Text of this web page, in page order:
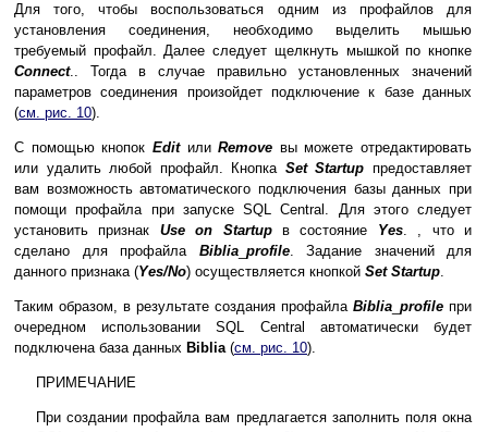
Для того, чтобы воспользоваться одним из профайлов для
установления соединения, необходимо выделить мышью
требуемый профайл. Далее следует щелкнуть мышкой по кнопке
Connect.. Тогда в случае правильно установленных значений
параметров соединения произойдет подключение к базе данных
(см. рис. 10).
С помощью кнопок EditилиRemove вы можете отредактировать
или удалить любой профайл. Кнопка Set Startup предоставляет
вам возможность автоматического подключения базы данных при
помощи профайла при запуске SQL Central. Для этого следует
установить признак Use on Startupв состояние Yes. , что и
сделано для профайла Biblia_ profile. Задание значений для
данного признака (Yes/No) осуществляется кнопкой Set Startup.
Таким образом, в результате создания профайла Biblia profile при
очередном использовании SQL Central автоматически будет
подключена база данных Biblia(см. рис. 10).
ПРИМЕЧАНИЕ
При создании профайла вам предлагается заполнить поля окна